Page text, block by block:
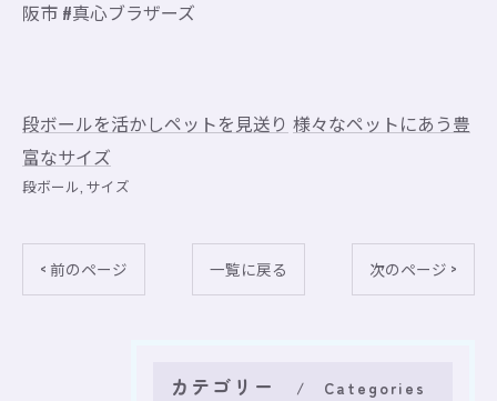
阪市 #真心ブラザーズ
段ボールを活かしペットを見送り 様々なペットにあう豊
富なサイズ
段ボール サイズ
< 前のページ 一覧に戻る 次のページ >
カテゴリー Categories